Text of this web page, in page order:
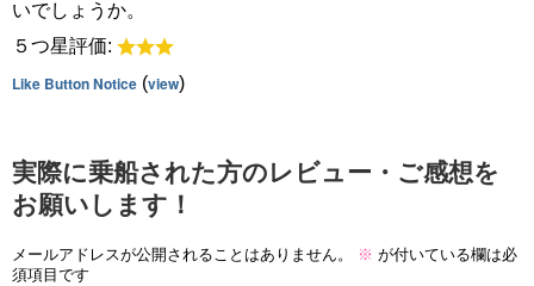
いでしょうか。
５つ星評価:
Like Button Notice (view)
実際に乗船された方のレビュー・ご感想を
お願いします！
メールアドレスが公開されることはありません。 ※ が付いている欄は必
須項目です